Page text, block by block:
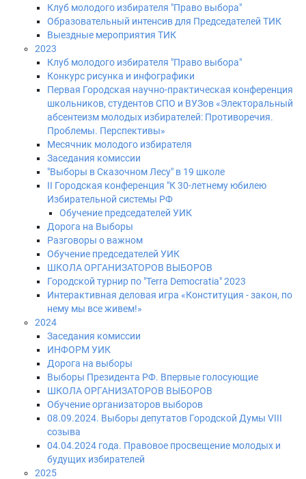
Клуб молодого избирателя "Право выбора"
Образовательный интенсив для Председателей ТИК
Выездные мероприятия ТИК
2023
Клуб молодого избирателя "Право выбора"
Конкурс рисунка и инфографики
Первая Городская научно-практическая конференция
школьников, студентов СПО и ВУЗов «Электоральный
абсентеизм молодых избирателей: Противоречия.
Проблемы. Перспективы»
Месячник молодого избирателя
Заседания комиссии
"Выборы в Сказочном Лесу" в 19 школе
II Городская конференция "К 30-летнему юбилею
Избирательной системы РФ
Обучение председателей УИК
Дорога на Выборы
Разговоры о важном
Обучение председателей УИК
ШКОЛА ОРГАНИЗАТОРОВ ВЫБОРОВ
Городской турнир по "Terra Democratia" 2023
Интерактивная деловая игра «Конституция - закон, по
нему мы все живем!»
2024
Заседания комиссии
ИНФОРМ УИК
Дорога на выборы
Выборы Президента РФ. Впервые голосующие
ШКОЛА ОРГАНИЗАТОРОВ ВЫБОРОВ
Обучение организаторов выборов
08.09.2024. Выборы депутатов Городской Думы VIII
созыва
04.04.2024 года. Правовое просвещение молодых и
будущих избирателей
2025